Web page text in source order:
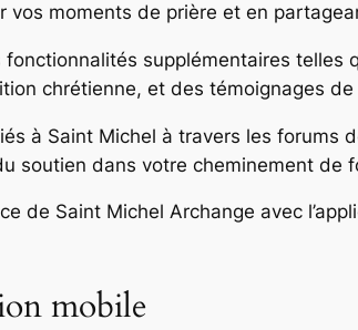
vos moments de prière et en
fonctionnalités supplémentaires
chrétienne, et des témoignages
à Saint Michel à travers les forums
soutien dans votre cheminement de
de Saint Michel Archange avec
mobile